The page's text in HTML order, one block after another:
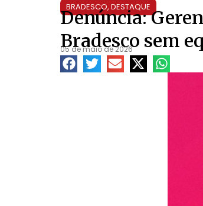
BRADESCO, DESTAQUE
Denúncia:
Bradesco sem
05 de maio de 2026